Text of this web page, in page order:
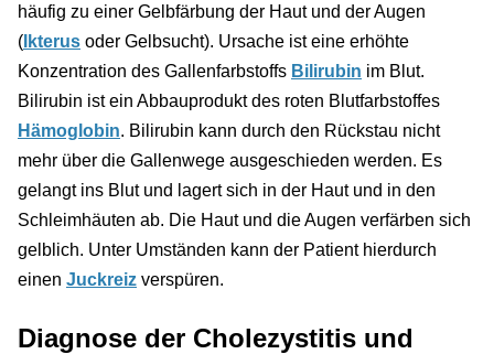
häufig zu einer Gelbfärbung der Haut und der Augen
( Ikterus oder Gelbsucht). Ursache ist eine erhöhte
Konzentration des Gallenfarbstoffs Bilirubin im Blut.
Bilirubin ist ein Abbauprodukt des roten Blutfarbstoffes
Hämoglobin. Bilirubin kann durch den Rückstau nicht
mehr über die Gallenwege ausgeschieden werden. Es
gelangt ins Blut und lagert sich in der Haut und in den
Schleimhäuten ab. Die Haut und die Augen verfärben sich
gelblich. Unter Umständen kann der Patient hierdurch
einen Juckreiz verspüren.
Diagnose der Cholezystitis und